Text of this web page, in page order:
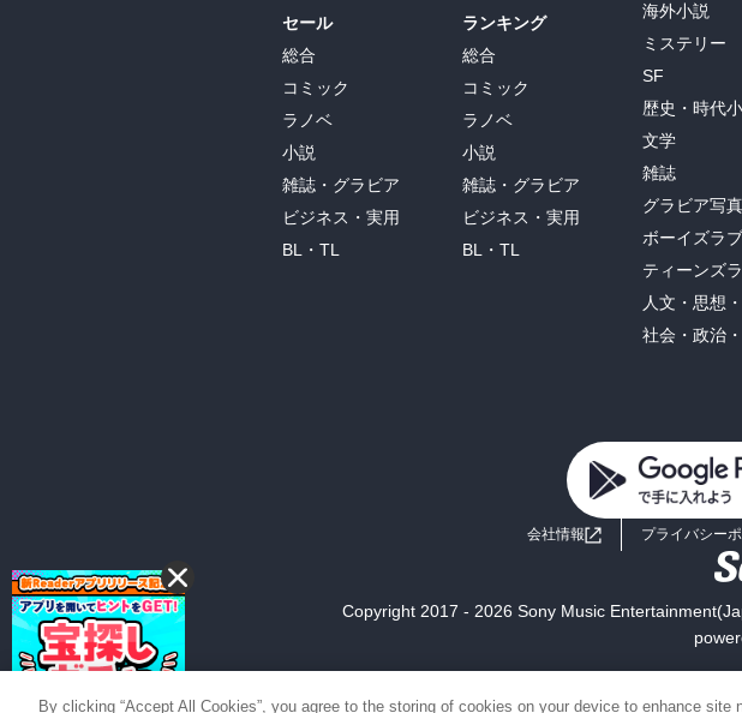
セール
総合
コミック
ラノベ
小説
雑誌・グラビア
ビジネス・実用
BL・TL
ランキング
総合
コミック
ラノベ
小説
雑誌・グラビア
ビジネス・実用
BL・TL
海外小説
ミステリー
SF
歴史・時代
文学
雑誌
グラビア写
ボーイズラブ
ティーンズ
人文・思想
社会・政治
会社情報 プライバシー
Copyright 2017 - 2026 Sony Music
By clicking “Accept All Cookies”, you agree to the storing of cookies on your device to enhance site